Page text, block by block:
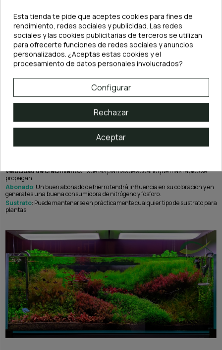
: No es necesario salvo en aquellos acuarios donde se emplee luz intensa.
Altura: Esta planta puede llegar a alcanzar los 40 cm de altura si bien la
Velocidad de crecimiento: Es de las plantas de acuario que más rápido se
propagan.
Abonado: Un buen abonado de hierro tendrá influencia en su coloración y en
general es una buena consumidora de nitrógeno y fósforo.
Sustrato: Puede mantenerse en prácticamente cualquier tipo de sustrato para
plantas.
Esta tienda te pide que aceptes cookies para fines de
rendimiento, redes sociales y publicidad. Las redes
sociales y las cookies publicitarias de terceros se utilizan
para ofrecerte funciones de redes sociales y anuncios
personalizados. ¿Aceptas estas cookies y el
procesamiento de datos personales involucrados?
Configurar
Rechazar
Aceptar